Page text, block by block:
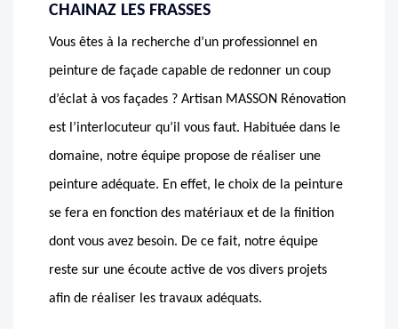
CHAINAZ LES FRASSES
Vous êtes à la recherche d’un professionnel en
peinture de façade capable de redonner un coup
d’éclat à vos façades ? Artisan MASSON Rénovation
est l’interlocuteur qu’il vous faut. Habituée dans le
domaine, notre équipe propose de réaliser une
peinture adéquate. En effet, le choix de la peinture
se fera en fonction des matériaux et de la finition
dont vous avez besoin. De ce fait, notre équipe
reste sur une écoute active de vos divers projets
afin de réaliser les travaux adéquats.